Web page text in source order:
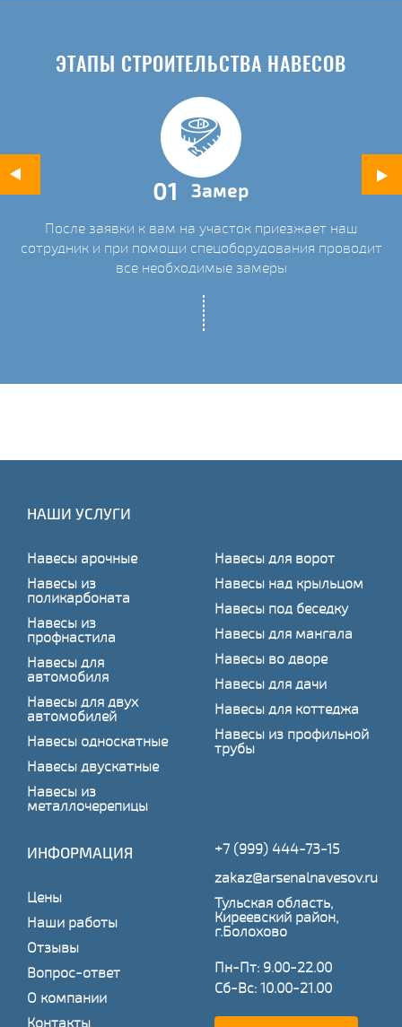
ЭТАПЫ СТРОИТЕЛЬСТВА НАВЕСОВ
01 Замер
После заявки к вам на участок приезжает наш
сотрудник и при помощи спецоборудования проводит
все необходимые замеры
НАШИ УСЛУГИ
Навесы арочные
Навесы из
поликарбоната
Навесы из
профнастила
Навесы для
автомобиля
Навесы для двух
автомобилей
Навесы односкатные
Навесы двускатные
Навесы из
металлочерепицы
Навесы для ворот
Навесы над крыльцом
Навесы под беседку
Навесы для мангала
Навесы во дворе
Навесы для дачи
Навесы для коттеджа
Навесы из профильной
трубы
ИНФОРМАЦИЯ
Цены
Наши работы
Отзывы
Вопрос-ответ
О компании
Контакты
+7 (999) 444-73-15
zakaz@arsenalnavesov.ru
Тульская область,
Киреевский район,
г.Болохово
Пн-Пт: 9.00-22.00
Сб-Вс: 10.00-21.00